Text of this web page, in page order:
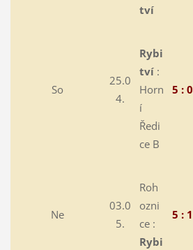
tví
So
25.0
4.
Rybi
tví :
Horn
í
Ředi
ce B
5 : 0
Ne
03.0
5.
Roh
ozni
ce :
Rybi
5 : 1